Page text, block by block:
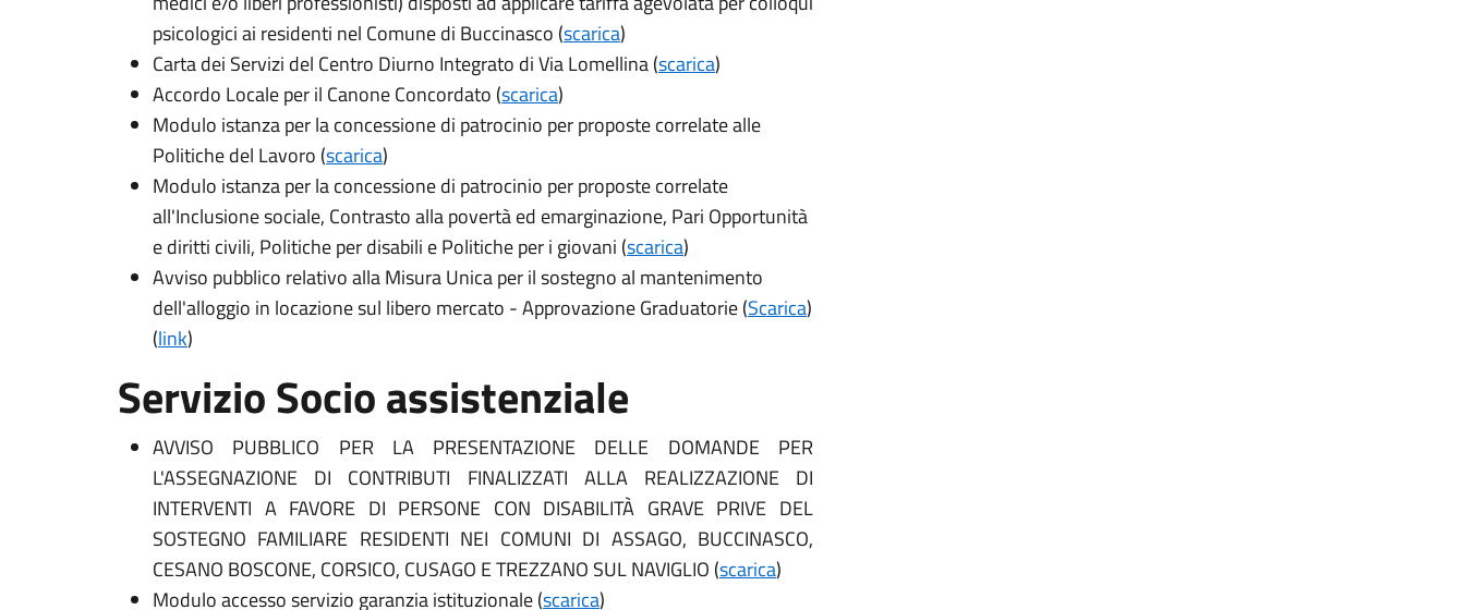
psicologici ai residenti nel Comune di Buccinasco (scarica)
Carta dei Servizi del Centro Diurno Integrato di Via Lomellina (scarica)
Accordo Locale per il Canone Concordato (scarica)
Modulo istanza per la concessione di patrocinio per proposte correlate alle
Politiche del Lavoro (scarica)
Modulo istanza per la concessione di patrocinio per proposte correlate
all'Inclusione sociale, Contrasto alla povertà ed emarginazione, Pari Opportunità
e diritti civili, Politiche per disabili e Politiche per i giovani (scarica)
Avviso pubblico relativo alla Misura Unica per il sostegno al mantenimento
dell'alloggio in locazione sul libero mercato - Approvazione Graduatorie (Scarica)
(link)
Servizio Socio assistenziale
AVVISO PUBBLICO PER LA PRESENTAZIONE DELLE DOMANDE PER
L'ASSEGNAZIONE DI CONTRIBUTI FINALIZZATI ALLA REALIZZAZIONE DI
INTERVENTI A FAVORE DI PERSONE CON DISABILITÀ GRAVE PRIVE DEL
SOSTEGNO FAMILIARE RESIDENTI NEI COMUNI DI ASSAGO, BUCCINASCO,
CESANO BOSCONE, CORSICO, CUSAGO E TREZZANO SUL NAVIGLIO (scarica)
Modulo accesso servizio garanzia istituzionale (scarica)